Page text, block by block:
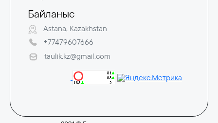
Байланыс
Astana, Kazakhstan
+77479607666
taulik.kz@gmail.com